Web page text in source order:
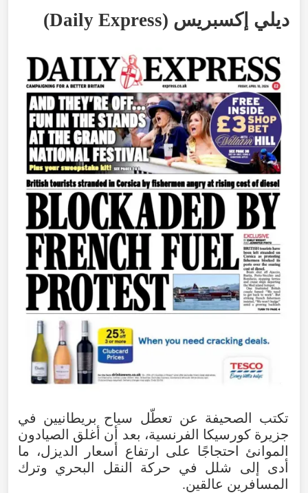
ديلي إكسبريس (
Daily Express
)
تكتب الصحيفة عن تعطّل سياح بريطانيين في
جزيرة كورسيكا الفرنسية، بعد أن أغلق الصيادون
الموانئ
احتجاجًا على ارتفاع أسعار الديزل، ما
أدى
إلى شلل في حركة النقل البحري
وترك
المسافرين عالقين.